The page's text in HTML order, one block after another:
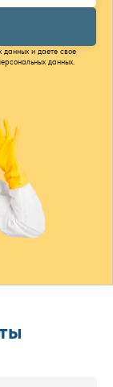
данных и даете свое
данных.